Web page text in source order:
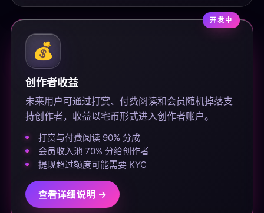
开发中
💰
创作者收益
未来用户可通过打赏、付费阅读和会员随机掉落支
持创作者，收益以宅币形式进入创作者账户。
打赏与付费阅读 90% 分成
会员收入池 70% 分给创作者
提现超过额度可能需要 KYC
查看详细说明 →